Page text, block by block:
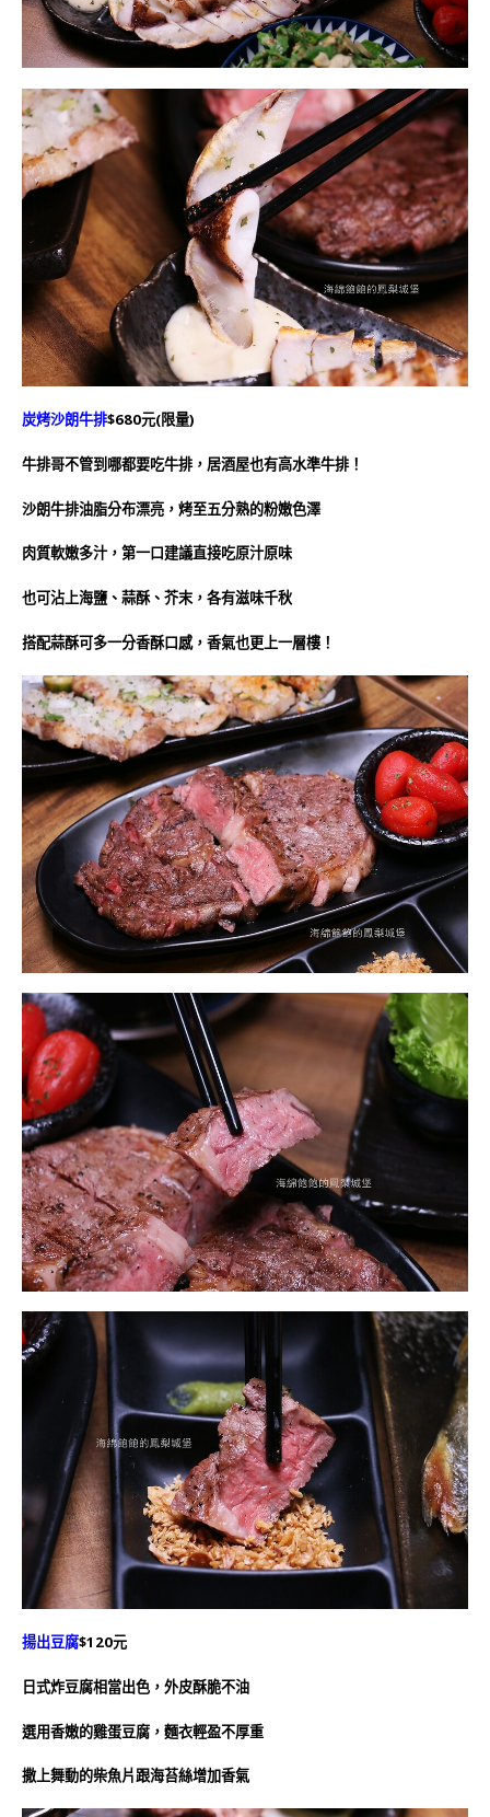
炭烤沙朗牛排$680元(限量)
牛排哥不管到哪都要吃牛排，居酒屋也有高水準牛排！
沙朗牛排油脂分布漂亮，烤至五分熟的粉嫩色澤
肉質軟嫩多汁，第一口建議直接吃原汁原味
也可沾上海鹽、蒜酥、芥末，各有滋味千秋
搭配蒜酥可多一分香酥口感，香氣也更上一層樓！
揚出豆腐$120元
日式炸豆腐相當出色，外皮酥脆不油
選用香嫩的雞蛋豆腐，麵衣輕盈不厚重
撒上舞動的柴魚片跟海苔絲增加香氣